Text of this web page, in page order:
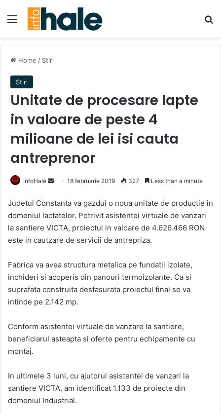
Menu
Home / Stiri
Stiri
Unitate de procesare lapte
in valoare de peste 4
milioane de lei isi cauta
antreprenor
InfoHale
Send
email
18 februarie 2019 327 Less than a minute
Judetul Constanta va gazdui o noua unitate de productie in
domeniul lactatelor. Potrivit asistentei virtuale de vanzari
la santiere VICTA, proiectul in valoare de 4.626.466 RON
este in cautzare de servicii de antrepriza.
Fabrica va avea structura metalica pe fundatii izolate,
inchideri si acoperis din panouri termoizolante. Ca si
suprafata construita desfasurata proiectul final se va
intinde pe 2.142 mp.
Conform asistentei virtuale de vanzare la santiere,
beneficiarul asteapta si oferte pentru echipamente cu
montaj.
In ultimele 3 luni, cu ajutorul asistentei de vanzari la
santiere VICTA, am identificat 1.133 de proiecte din
domeniul Industrial.